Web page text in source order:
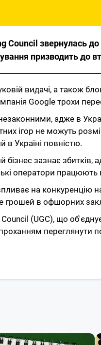
Council звернулась
призводить до
видачі, а також
Google трохи
адже в
ігор не можуть
в Україні повністю.
бізнес зазнає
оператори працюють
на конкуренцію
грошей в офшорних
(UGC), що
переглянути